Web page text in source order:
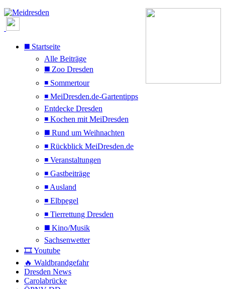
◼️ Startseite
Alle Beiträge
◼️ Zoo Dresden
◾ Sommertour
◾ MeiDresden.de-Gartentipps
Entdecke Dresden
◾ Kochen mit MeiDresden
◼️ Rund um Weihnachten
◾ Rückblick MeiDresden.de
◾ Veranstaltungen
◾ Gastbeiträge
◾ Ausland
◾ Elbpegel
◾ Tierrettung Dresden
◼️ Kino/Musik
Sachsenwetter
🎞️ Youtube
🔥 Waldbrandgefahr
Dresden News
Carolabrücke